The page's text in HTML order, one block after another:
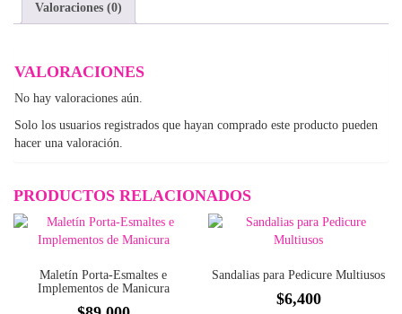
Valoraciones (0)
VALORACIONES
No hay valoraciones aún.
Solo los usuarios registrados que hayan comprado este producto pueden
hacer una valoración.
PRODUCTOS RELACIONADOS
Maletín Porta-Esmaltes e
Implementos de Manicura
Sandalias para Pedicure Multiusos
$6,400